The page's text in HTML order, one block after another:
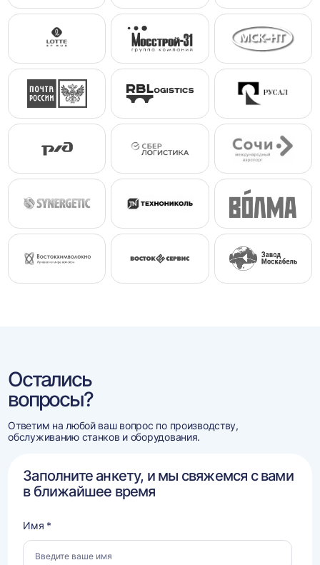
Остались
вопросы?
Ответим на любой ваш вопрос по производству,
обслуживанию станков и оборудования.
Заполните анкету, и мы свяжемся с вами
в ближайшее время
Имя *